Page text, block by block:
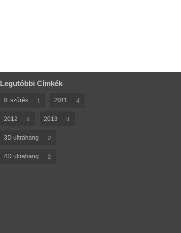
Legutóbbi Címkék
0. szűrés 1 2011 4
2012 4 2013 4
3D ultrahang 2
4D ultrahang 2